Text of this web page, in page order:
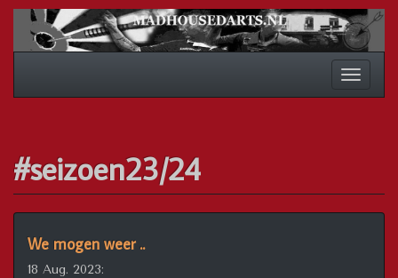
Spring
inhoud
Schakel
#seizoen23/24
We mogen weer ..
18 Aug. 2023: